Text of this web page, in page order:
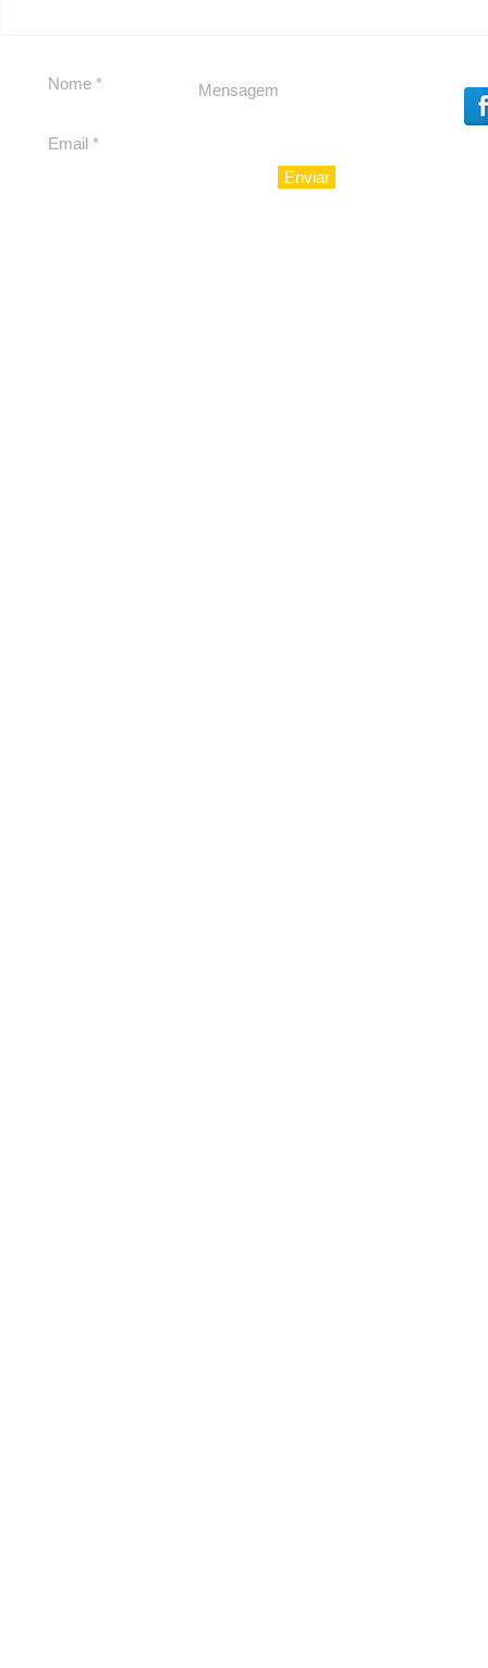
reforçam apoio a
Cláudio Mitidieri
Enviar